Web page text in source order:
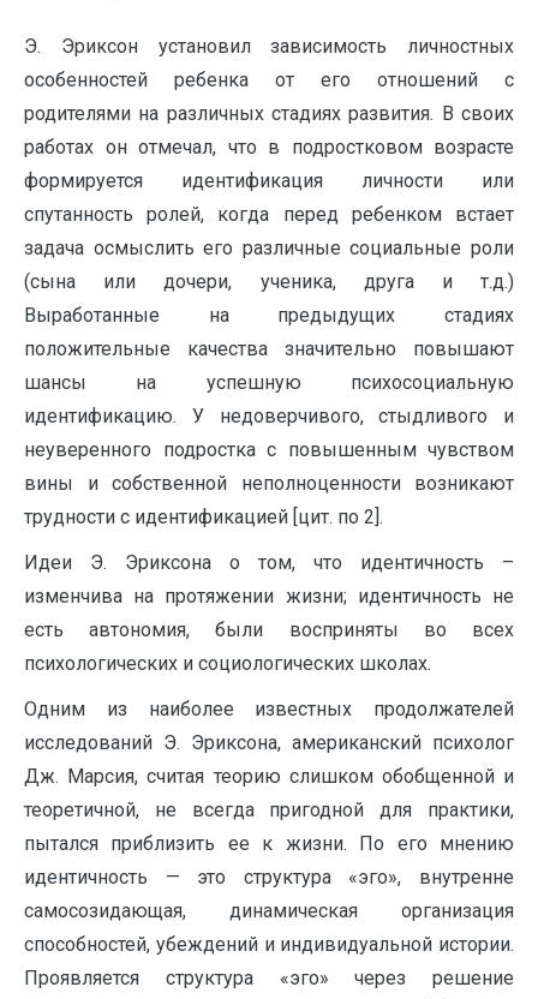
Э. Эриксон установил зависимость личностных
особенностей ребенка от его отношений с
родителями на различных стадиях развития. В своих
работах он отмечал, что в подростковом возрасте
формируется идентификация личности или
спутанность ролей, когда перед ребенком встает
задача осмыслить его различные социальные роли
(сына или дочери, ученика, друга и т.д.)
Выработанные на предыдущих стадиях
положительные качества значительно повышают
шансы на успешную психосоциальную
идентификацию. У недоверчивого, стыдливого и
неуверенного подростка с повышенным чувством
вины и собственной неполноценности возникают
трудности с идентификацией [цит. по 2].
Идеи Э. Эриксона о том, что идентичность –
изменчива на протяжении жизни; идентичность не
есть автономия, были восприняты во всех
психологических и социологических школах.
Одним из наиболее известных продолжателей
исследований Э. Эриксона, американский психолог
Дж. Марсия, считая теорию слишком обобщенной и
теоретичной, не всегда пригодной для практики,
пытался приблизить ее к жизни. По его мнению
идентичность — это структура «эго», внутренне
самосозидающая, динамическая организация
способностей, убеждений и индивидуальной истории.
Проявляется структура «эго» через решение